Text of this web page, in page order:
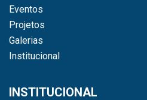
Eventos
Projetos
Galerias
Institucional
INSTITUCIONAL